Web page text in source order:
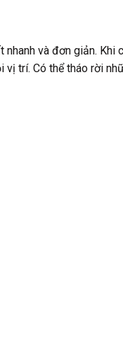
và đơn giản.
trí. Có thể tháo rời